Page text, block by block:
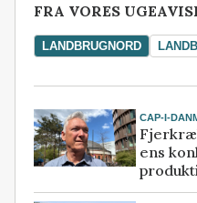
FRA VORES
LANDBRUGNORD
CAP-I-
ens